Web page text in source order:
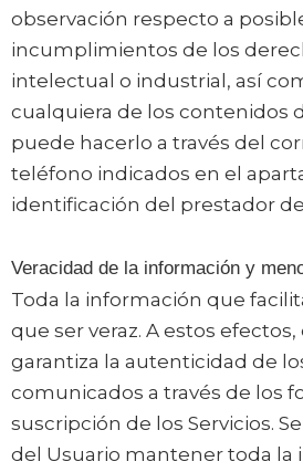
observación respecto a
incumplimientos de los
intelectual o industrial, así
cualquiera de los contenidos
puede hacerlo a través del
teléfono indicados en el
identificación del prestador
Veracidad de la información y
Toda la información que
que ser veraz. A estos efectos,
garantiza la autenticidad de
comunicados a través de los
suscripción de los Servicios.
del Usuario mantener toda la